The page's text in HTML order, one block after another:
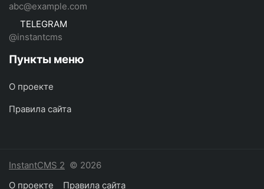
abc@example.com
TELEGRAM
@instantcms
Пункты меню
О проекте
Правила сайта
InstantCMS 2 © 2026
О проекте
Правила сайта